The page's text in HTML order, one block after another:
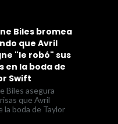
Biles bromea
que Avril
"le robó" sus
en la boda de
Swift
Biles asegura
que Avril
la boda de Taylor